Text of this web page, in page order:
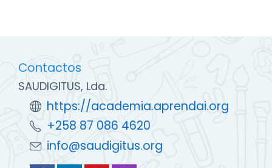
Contactos
SAUDIGITUS, Lda.
https://academia.aprendai.org
+258 87 086 4620
info@saudigitus.org